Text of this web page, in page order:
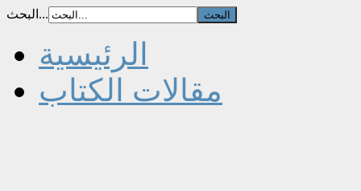
البحث...
الرئيسية
مقالات الكتاب